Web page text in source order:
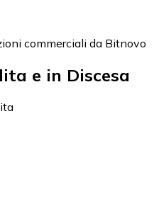
commerciali da Bitnovo
e in Discesa